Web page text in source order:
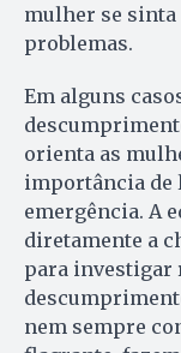
mulher se
problemas.
Em alguns
orienta as
importância de
emergência. A
diretamente a
para investigar
nem sempre